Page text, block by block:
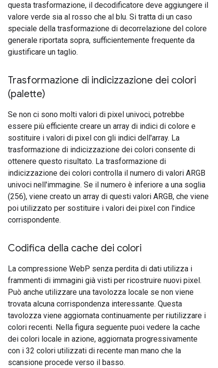
questa trasformazione, il decodificatore deve aggiungere il
valore verde sia al rosso che al blu. Si tratta di un caso
speciale della trasformazione di decorrelazione del colore
generale riportata sopra, sufficientemente frequente da
giustificare un taglio.
Trasformazione di indicizzazione dei colori
(palette)
Se non ci sono molti valori di pixel univoci, potrebbe
essere più efficiente creare un array di indici di colore e
sostituire i valori di pixel con gli indici dell'array. La
trasformazione di indicizzazione dei colori consente di
ottenere questo risultato. La trasformazione di
indicizzazione dei colori controlla il numero di valori ARGB
univoci nell'immagine. Se il numero è inferiore a una soglia
(256), viene creato un array di questi valori ARGB, che viene
poi utilizzato per sostituire i valori dei pixel con l'indice
corrispondente.
Codifica della cache dei colori
La compressione WebP senza perdita di dati utilizza i
frammenti di immagini già visti per ricostruire nuovi pixel.
Può anche utilizzare una tavolozza locale se non viene
trovata alcuna corrispondenza interessante. Questa
tavolozza viene aggiornata continuamente per riutilizzare i
colori recenti. Nella figura seguente puoi vedere la cache
dei colori locale in azione, aggiornata progressivamente
con i 32 colori utilizzati di recente man mano che la
scansione procede verso il basso.